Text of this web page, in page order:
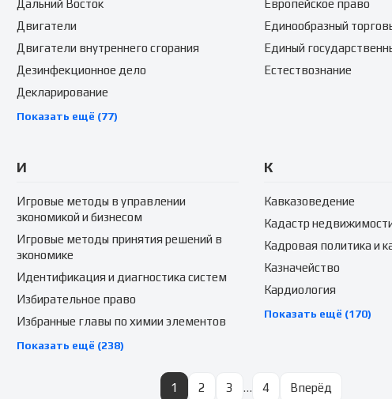
Дальний Восток
Двигатели
Двигатели внутреннего сгорания
Дезинфекционное дело
Декларирование
Показать ещё (77)
Европейское право
Единообразный
Единый
Естествознание
И
Игровые методы в управлении
экономикой и бизнесом
Игровые методы принятия решений в
экономике
Идентификация и диагностика систем
Избирательное право
Избранные главы по химии элементов
Показать ещё (238)
К
Кавказоведение
Кадастр
Кадровая политика и
Казначейство
Кардиология
Показать ещё (170)
1 2 3 … 4 Вперёд